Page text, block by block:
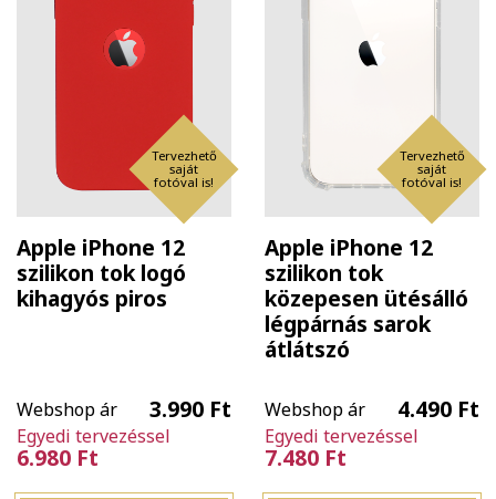
Tervezhető
saját
fotóval is!
Apple iPhone 12
szilikon tok logó
kihagyós piros
Webshop ár 3.990 Ft
Egyedi tervezéssel
6.980 Ft
Tervezhető
saját
fotóval is!
Apple iPhone 12
szilikon tok
közepesen ütésálló
légpárnás sarok
átlátszó
Webshop ár 4.490 Ft
Egyedi tervezéssel
7.480 Ft